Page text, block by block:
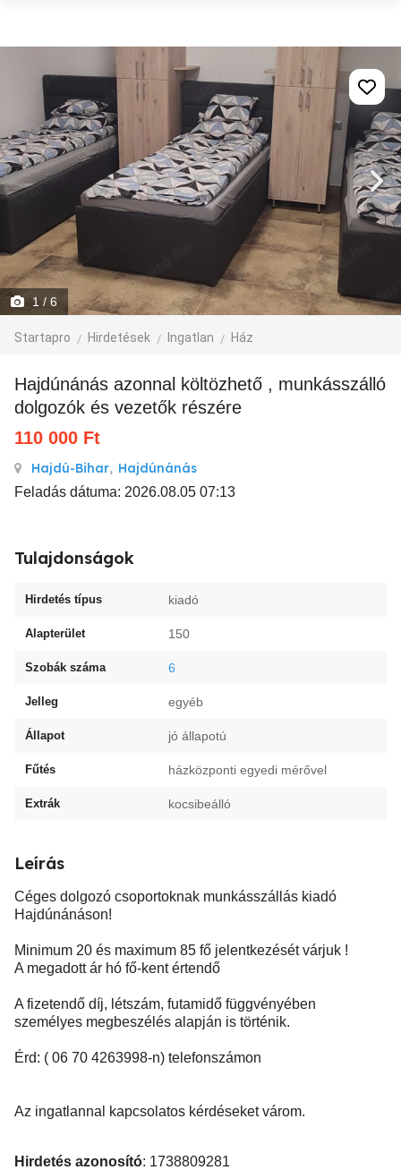
1 / 6
Startapro Hirdetések Ingatlan Ház
Hajdúnánás azonnal költözhető , munkásszálló
dolgozók és vezetők részére
110 000 Ft
Hajdú-Bihar, Hajdúnánás
Feladás dátuma: 2026.08.05 07:13
Tulajdonságok
Hirdetés típus kiadó
Alapterület 150
Szobák száma 6
Jelleg egyéb
Állapot jó állapotú
Fűtés házközponti egyedi mérővel
Extrák kocsibeálló
Leírás
Céges dolgozó csoportoknak munkásszállás kiadó
Hajdúnánáson!
Minimum 20 és maximum 85 fő jelentkezését várjuk !
A megadott ár hó fő-kent értendő
A fizetendő díj, létszám, futamidő függvényében
személyes megbeszélés alapján is történik.
Érd: ( 06 70 4263998-n) telefonszámon
Az ingatlannal kapcsolatos kérdéseket várom.
Hirdetés azonosító: 1738809281